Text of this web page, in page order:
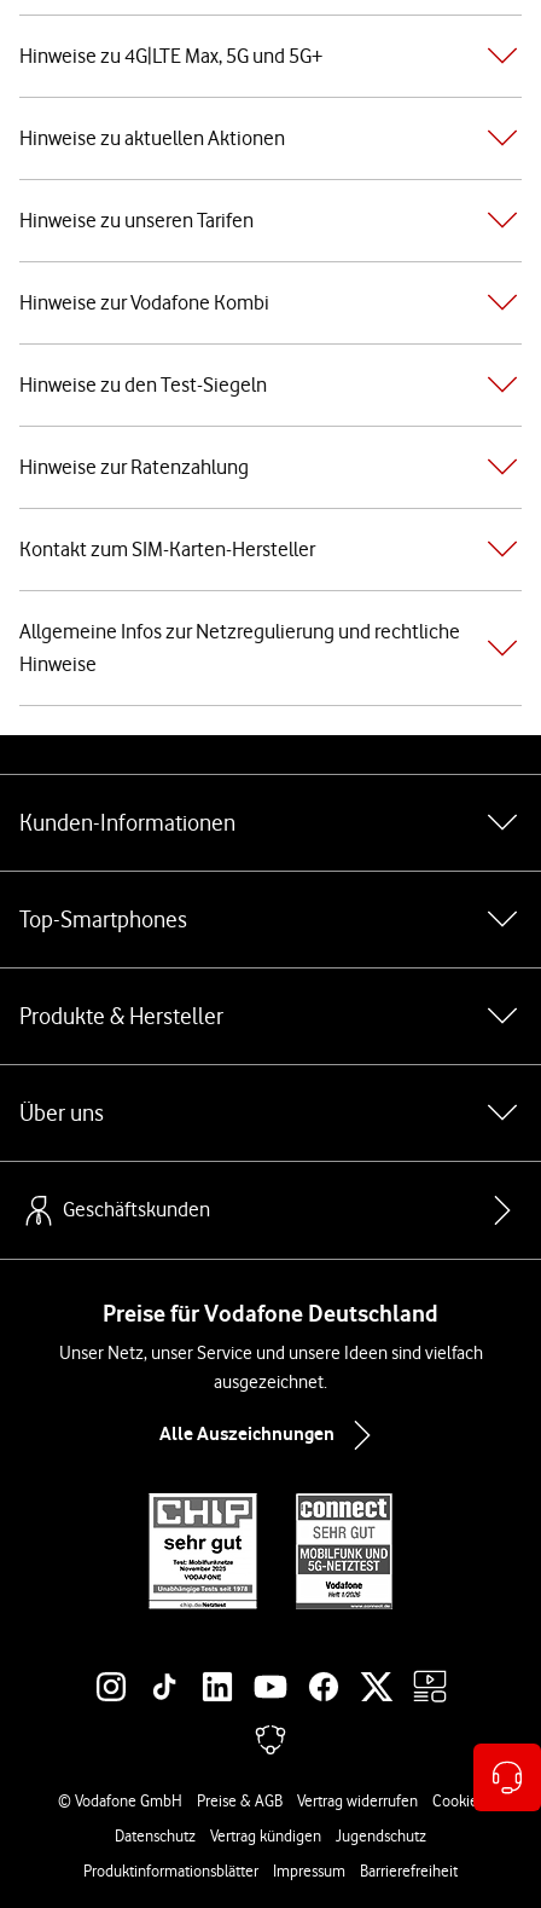
Hinweise zu 4G|LTE Max, 5G und 5G+
Hinweise zu aktuellen Aktionen
Hinweise zu unseren Tarifen
Hinweise zur Vodafone Kombi
Hinweise zu den Test-Siegeln
Hinweise zur Ratenzahlung
Kontakt zum SIM-Karten-Hersteller
Allgemeine Infos zur Netzregulierung und rechtliche
Hinweise
Kunden-Informationen
Top-Smartphones
Produkte & Hersteller
Über uns
Geschäftskunden
Preise für Vodafone Deutschland
Unser Netz, unser Service und unsere Ideen sind vielfach
ausgezeichnet.
Alle Auszeichnungen
Social-Media-Links
Rechtliche Links
© Vodafone GmbH Preise & AGB Vertrag widerrufen
Cookies
Datenschutz
Vertrag kündigen
Jugendschutz
Produktinformationsblätter
Impressum Barrierefreiheit